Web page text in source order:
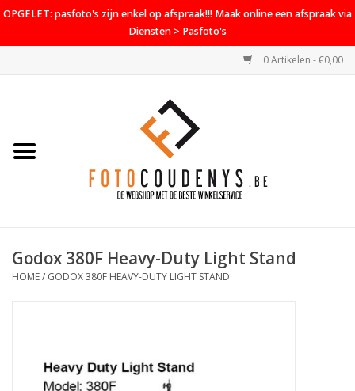
OPGELET: pasfoto's zijn enkel op afspraak!!! Maak online een afspraak via
Diensten > Pasfoto's
0 Artikelen - €0,00
Home
PROMO
Godox 380F Heavy-Duty Light Stand
HOME/ GODOX 380F HEAVY-DUTY LIGHT STAND